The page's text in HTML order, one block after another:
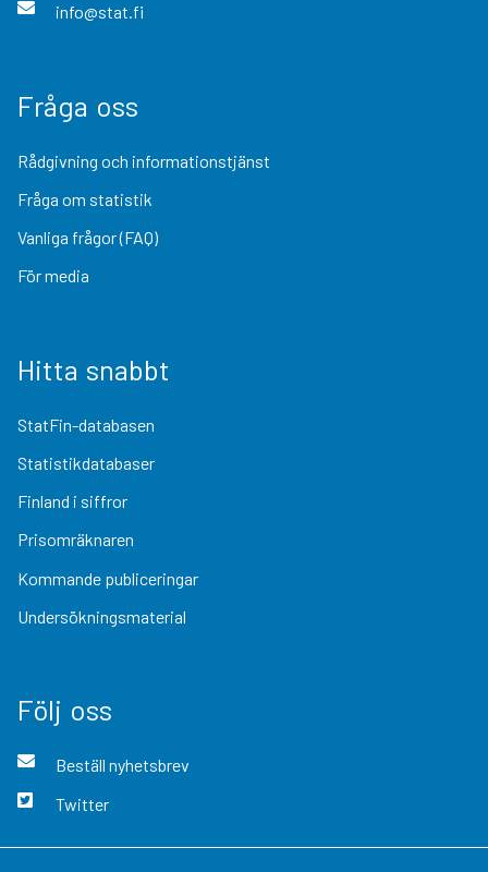
info@stat.fi
Fråga oss
Rådgivning och informationstjänst
Fråga om statistik
Vanliga frågor (FAQ)
För media
Hitta snabbt
StatFin-databasen
Statistikdatabaser
Finland i siffror
Prisomräknaren
Kommande publiceringar
Undersökningsmaterial
Följ oss
Beställ nyhetsbrev
Twitter